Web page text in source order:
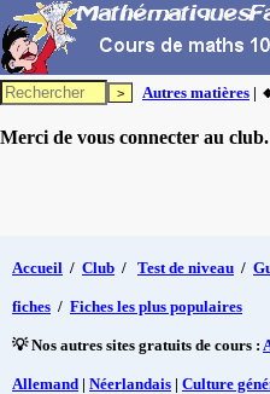
Autres matières |
Merci de vous connecter au
Accueil / Club / Test de niveau /
fiches / Fiches les plus populaires
💡 Nos autres sites gratuits de cours :
Allemand | Néerlandais | Culture